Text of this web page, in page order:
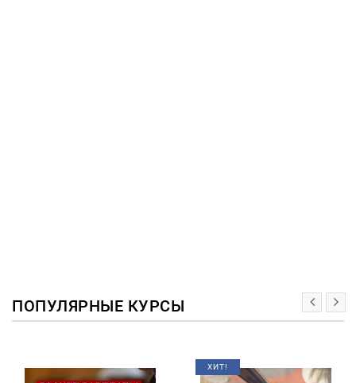
ПОПУЛЯРНЫЕ КУРСЫ
ХИТ!